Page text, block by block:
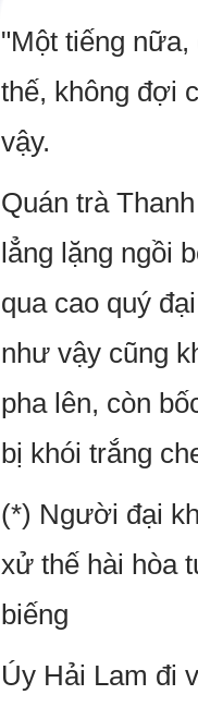
"Một tiếng
thế, không đợi
vậy.
Quán trà
lẳng lặng ngồi
qua cao quý
như vậy cũng
pha lên, còn
bị khói trắng
(*) Người đại
xử thế hài hòa
biếng
Úy Hải Lam đi